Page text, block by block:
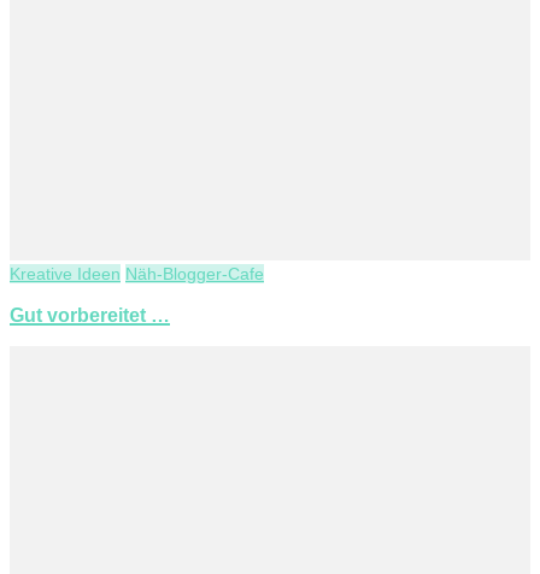
Kreative Ideen Näh-Blogger-Cafe
Gut vorbereitet …